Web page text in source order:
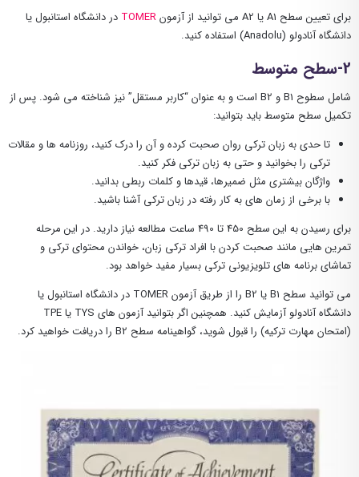
برای تعیین سطح A1 یا A2 می توانید از آزمون TOMER در دانشگاه استانبول یا
دانشگاه آنادولو (Anadolu) استفاده کنید.
2-سطح متوسط
شامل سطوح B1 و B2 است و به عنوان “کاربر مستقل” نیز شناخته می شود. پس از
تکمیل سطح متوسط باید بتوانید:
تا حدی به زبان ترکی روان صحبت کرده و آن را درک کنید، روزنامه ها و مقالات
ترکی را بخوانید و حتی به زبان ترکی فکر کنید.
واژگان بیشتری مثل ضمیرها، قیدها و کلمات ربطی بدانید.
با برخی از زمان های به کار رفته در زبان ترکی آشنا باشید.
برای رسیدن به این سطح 450 تا 490 ساعت مطالعه نیاز دارید. در این مرحله
تمرین هایی مانند صحبت کردن با افراد ترکی زبان، خواندن محتوای ترکی و
تماشای برنامه های تلویزیونی ترکی بسیار مفید خواهد بود.
می توانید سطح B1 یا B2 را از طریق آزمون TOMER در دانشگاه استانبول یا
دانشگاه آنادولو آزمایش کنید. همچنین اگر بتوانید آزمون های TYS یا TPE
(امتحان مهارت ترکیه) را قبول شوید، گواهینامه سطح B2 را دریافت خواهید کرد.